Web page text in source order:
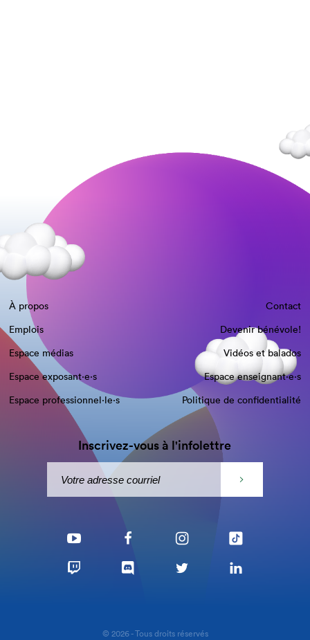
À propos
Contact
Emplois
Devenir bénévole!
Espace médias
Vidéos et balados
Espace exposant·e⋅s
Espace enseignant·e⋅s
Espace professionnel·le⋅s
Politique de confidentialité
Inscrivez-vous à l'infolettre
© 2026 - Tous droits réservés